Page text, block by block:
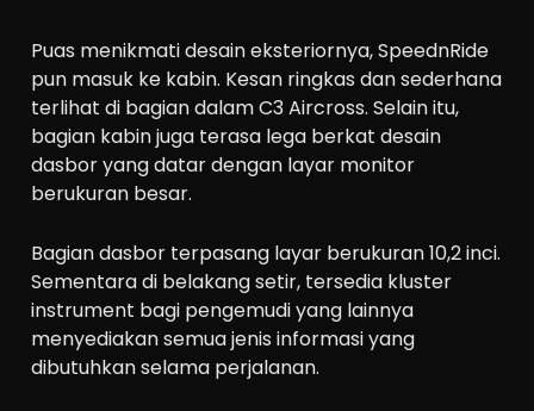
Puas menikmati desain eksteriornya, SpeednRide
pun masuk ke kabin. Kesan ringkas dan sederhana
terlihat di bagian dalam C3 Aircross. Selain itu,
bagian kabin juga terasa lega berkat desain
dasbor yang datar dengan layar monitor
berukuran besar.
Bagian dasbor terpasang layar berukuran 10,2 inci.
Sementara di belakang setir, tersedia kluster
instrument bagi pengemudi yang lainnya
menyediakan semua jenis informasi yang
dibutuhkan selama perjalanan.